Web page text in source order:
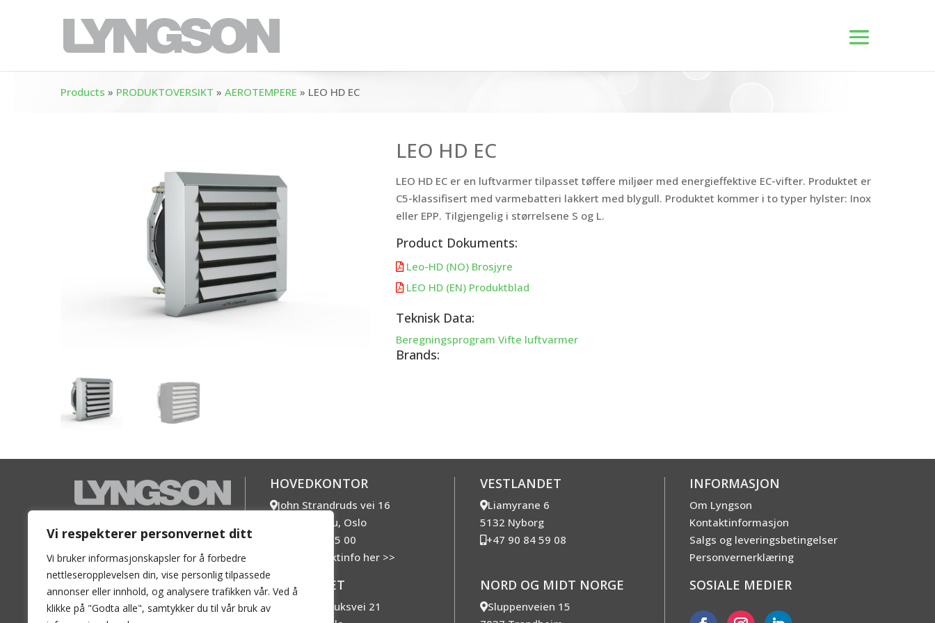
Vi respekterer personvernet ditt
Vi bruker informasjonskapsler for å forbedre
nettleseropplevelsen din, vise personlig tilpassede
annonser eller innhold, og analysere trafikken vår. Ved å
klikke på "Godta alle", samtykker du til vår bruk av
Products » PRODUKTOVERSIKT » AEROTEMPERE » LEO HD EC
LEO HD EC
LEO HD EC er en luftvarmer tilpasset tøffere miljøer med energieffektive EC-vifter. Produktet er
C5-klassifisert med varmebatteri lakkert med blygull. Produktet kommer i to typer hylster: Inox
eller EPP. Tilgjengelig i størrelsene S og L.
Product Dokuments:
 Leo-HD (NO) Brosjyre
 LEO HD (EN) Produktblad
Teknisk Data:
Beregningsprogram Vifte luftvarmer
Brands:
En ledende aktør i det Norske
konvektorer og varmetak for
vannbåren varme.
HOVEDKONTOR
John Strandruds vei 16
1360 Fornebu, Oslo
+47 67 10 25 00
Mer kontaktinfo her >>
SØRLANDET
Vigeland bruksvei 21
VESTLANDET
Liamyrane 6
5132 Nyborg
+47 90 84 59 08
NORD OG MIDT NORGE
Sluppenveien 15
INFORMASJON
Om Lyngson
Kontaktinformasjon
Salgs og leveringsbetingelser
Personvernerklæring
SOSIALE MEDIER